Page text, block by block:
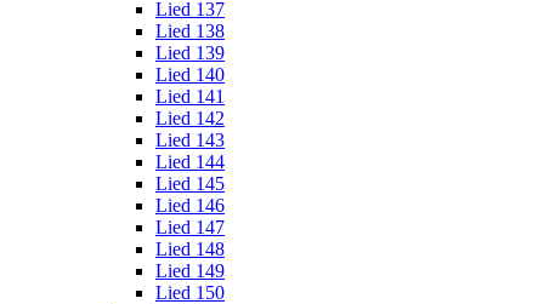
Lied 137
Lied 138
Lied 139
Lied 140
Lied 141
Lied 142
Lied 143
Lied 144
Lied 145
Lied 146
Lied 147
Lied 148
Lied 149
Lied 150